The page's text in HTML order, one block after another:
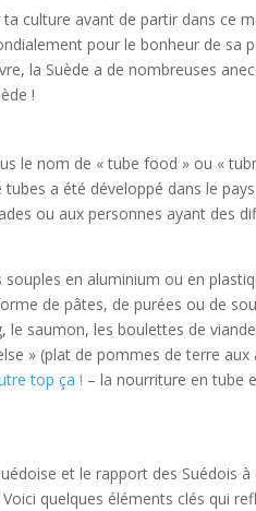
culture avant de partir dans ce
pour le bonheur de
la Suède a de nombreuses
!
le nom de « tube food » ou «
a été développé dans le
ou aux personnes ayant des
en aluminium ou en
de pâtes, de purées ou de
saumon, les boulettes de
» (plat de pommes de terre
top ça ! – la nourriture en tube
et le rapport des Suédois
quelques éléments clés qui